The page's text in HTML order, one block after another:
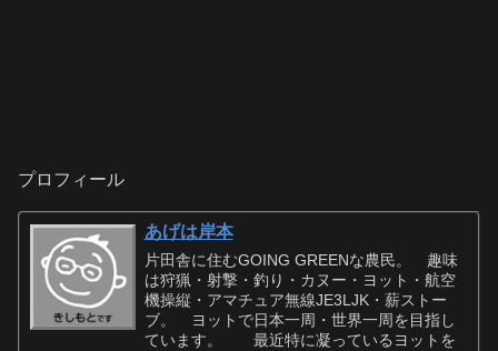
プロフィール
あげは岸本
片田舎に住むGOING GREENな農民。 趣味
は狩猟・射撃・釣り・カヌー・ヨット・航空
機操縦・アマチュア無線JE3LJK・薪ストー
ブ。 ヨットで日本一周・世界一周を目指し
ています。 最近特に凝っているヨットを